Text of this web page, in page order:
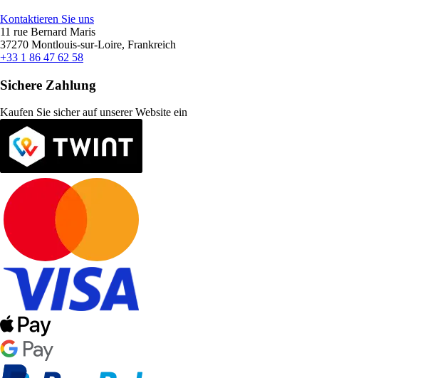
Kontaktieren Sie uns
11 rue Bernard Maris
37270 Montlouis-sur-Loire, Frankreich
+33 1 86 47 62 58
Sichere Zahlung
Kaufen Sie sicher auf unserer Website ein